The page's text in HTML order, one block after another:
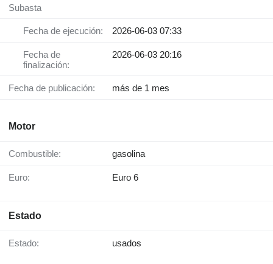
Subasta
Fecha de ejecución: 2026-06-03 07:33
Fecha de
finalización:
2026-06-03 20:16
Fecha de publicación: más de 1 mes
Motor
Combustible: gasolina
Euro: Euro 6
Estado
Estado: usados